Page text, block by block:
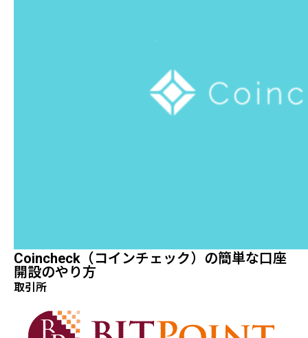
Coincheck（コインチェック）の簡単な口座
開設のやり方
取引所